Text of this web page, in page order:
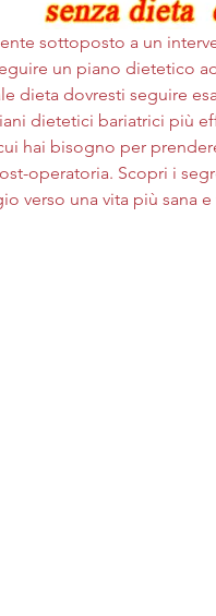
sottoposto a un
un piano dietetico
dieta dovresti seguire
dietetici bariatrici più
hai bisogno per
operatoria. Scopri i
verso una vita più sana